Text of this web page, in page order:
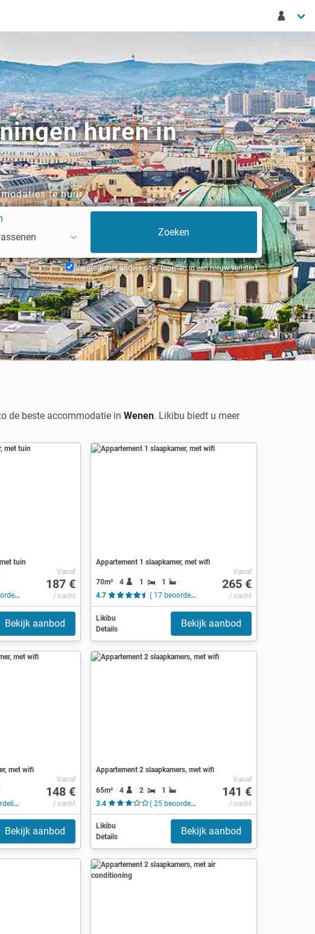
huren in
te huur
Vergelijk met andere sites (openen in een nieuw venster)
de beste accommodatie in Wenen. Likibu biedt u meer
tuin
)
Vanaf
187 €
/ nacht
Bekijk aanbod
Appartement 1 slaapkamer, met wifi
70m² 4 1
1
4.7
( 17 beoordelingen )
Vanaf
265 €
/ nacht
Likibu
Details
Bekijk aanbod
met wifi
)
Vanaf
148 €
/ nacht
Bekijk aanbod
Appartement 2 slaapkamers, met wifi
65m² 4 2
1
3.4
( 25 beoordelingen )
Vanaf
141 €
/ nacht
Likibu
Details
Bekijk aanbod